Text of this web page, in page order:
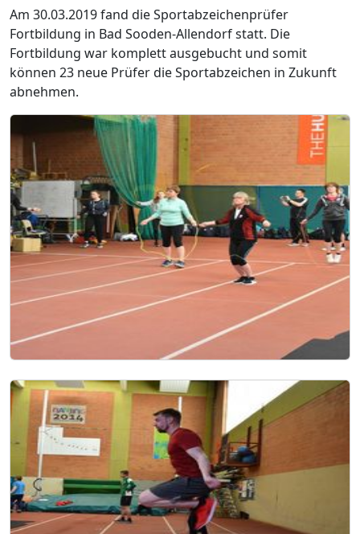
Am 30.03.2019 fand die Sportabzeichenprüfer
Fortbildung in Bad Sooden-Allendorf statt. Die
Fortbildung war komplett ausgebucht und somit
können 23 neue Prüfer die Sportabzeichen in Zukunft
abnehmen.